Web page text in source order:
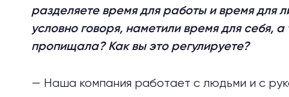
разделяете время для работы и время для
условно говоря, наметили время для себя,
пропищала? Как вы это регулируете?
— Наша компания работает с людьми и с